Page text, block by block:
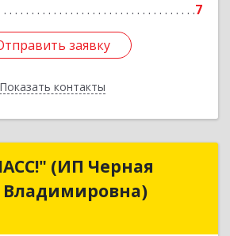
7
заявку
Показать контакты
заявку
Назад
(ИП Черная
Владимировна)
"КЛАСС!" (ИП Черная
Владимировна)